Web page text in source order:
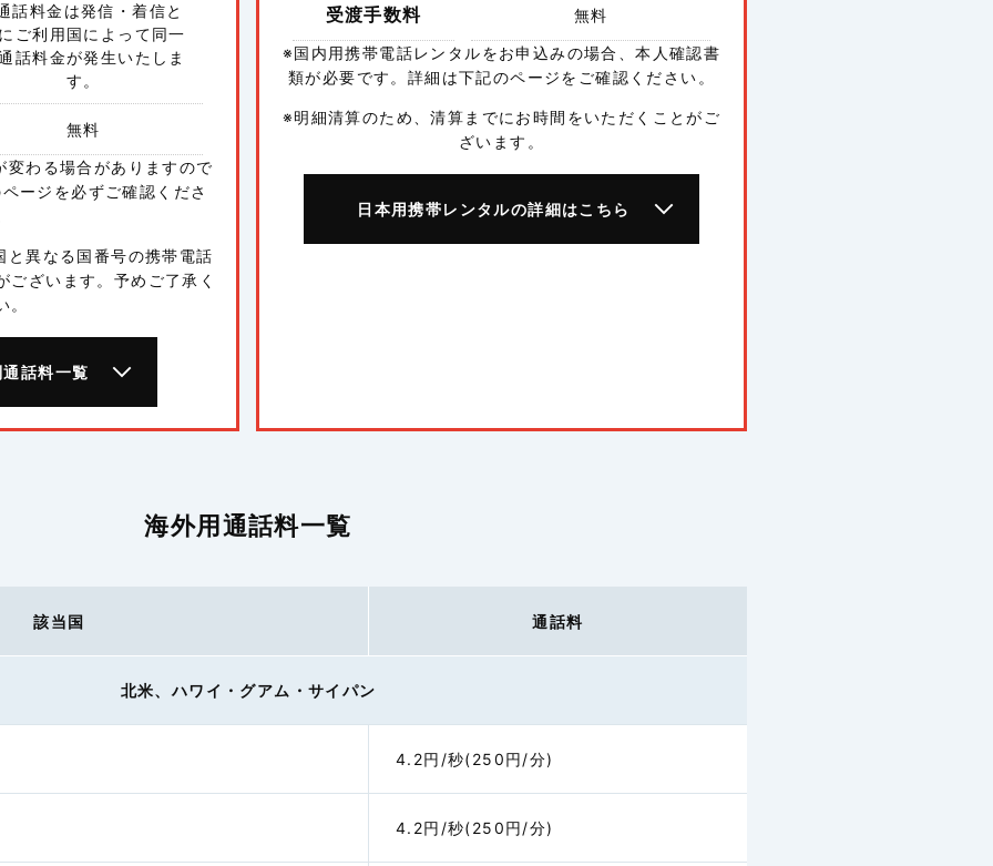
話料金は発信・着信と
ご利用国によって同一
話料金が発生いたしま
す。
無料
わる場合がありますので
ージを必ずご確認くださ
異なる国番号の携帯電話
ございます。予めご了承く
。
話料一覧
受渡手数料
無料
※国内用携帯電話レンタルをお申込みの場合、本人確認書
類が必要です。詳細は下記のページをご確認ください。
※明細清算のため、清算までにお時間をいただくことがご
ざいます。
日本用携帯レンタルの詳細はこちら
海外用通話料一覧
該当国 通話料
北米、ハワイ・グアム・サイパン
4.2円/秒(250円/分)
4.2円/秒(250円/分)